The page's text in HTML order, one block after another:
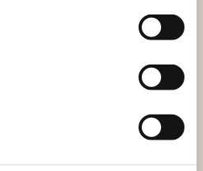
LES VIEILLES D'ÂME